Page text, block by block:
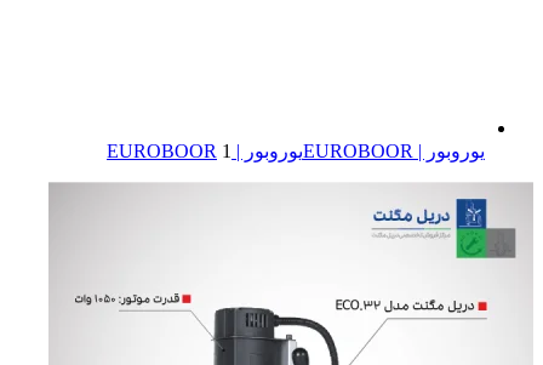
یوروبور | EUROBOOR یوروبور | EUROBOOR 1